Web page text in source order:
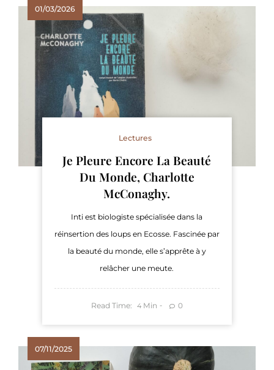
01/03/2026
Lectures
Je Pleure Encore La Beauté
Du Monde, Charlotte
McConaghy.
Inti est biologiste spécialisée dans la
réinsertion des loups en Ecosse. Fascinée par
la beauté du monde, elle s’apprête à y
relâcher une meute.
Read Time: 4 Min 0
07/11/2025